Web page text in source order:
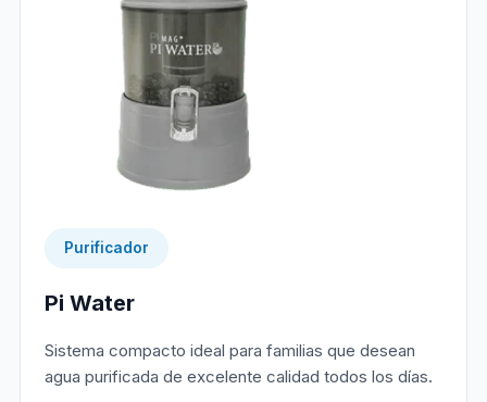
Purificador
Pi Water
Sistema compacto ideal para familias que desean
agua purificada de excelente calidad todos los días.